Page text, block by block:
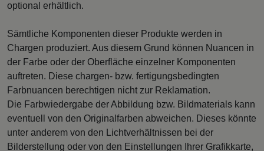
optional erhältlich.
Sämtliche Komponenten dieser Produkte werden in
Chargen produziert. Aus diesem Grund können Nuancen in
der Farbe oder der Oberfläche einzelner Komponenten
auftreten. Diese chargen- bzw. fertigungsbedingten
Farbnuancen berechtigen nicht zur Reklamation.
Die Farbwiedergabe der Abbildung bzw. Bildmaterials kann
eventuell von den Originalfarben abweichen. Dieses könnte
unter anderem von den Lichtverhältnissen bei der
Bilderstellung oder von den Einstellungen Ihrer Grafikkarte,